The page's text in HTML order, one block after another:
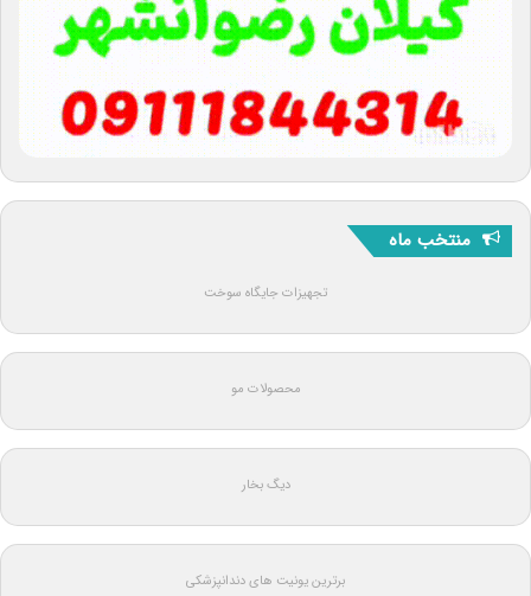
منتخب ماه
تجهیزات جایگاه سوخت
محصولات مو
دیگ بخار
برترین یونیت های دندانپزشکی